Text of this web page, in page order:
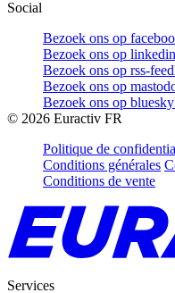
Social
Bezoek ons op
Bezoek ons op linkedin
Bezoek ons op rss-feed
Bezoek ons op
Bezoek ons op bluesky
© 2026 Euractiv FR
Politique de
Conditions générales
Conditions de vente
Services